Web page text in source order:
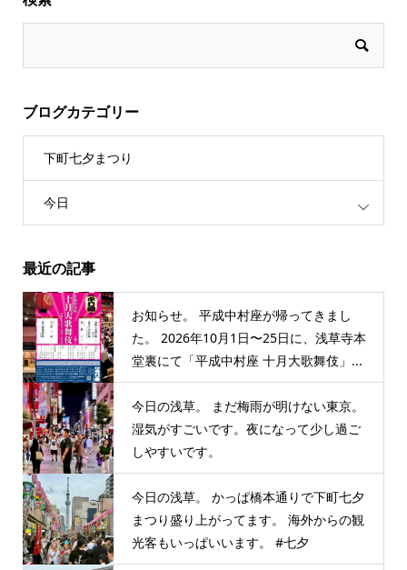
ブログカテゴリー
下町七夕まつり
今日
最近の記事
お知らせ。 平成中村座が帰ってきまし
た。 2026年10月1日〜25日に、浅草寺本
堂裏にて「平成中村座 十月大歌舞伎」...
今日の浅草。 まだ梅雨が明けない東京。
湿気がすごいです。夜になって少し過ご
しやすいです。
今日の浅草。 かっぱ橋本通りで下町七夕
まつり盛り上がってます。 海外からの観
光客もいっぱいいます。 #七夕